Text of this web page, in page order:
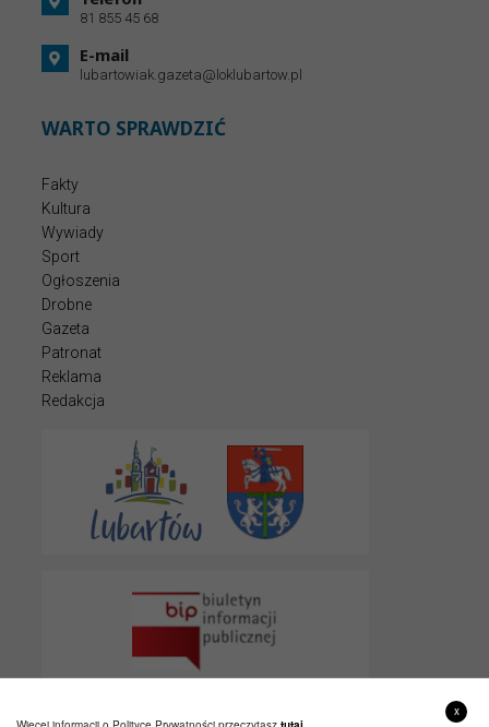
81 855 45 68
E-mail
lubartowiak.gazeta@loklubartow.pl
WARTO SPRAWDZIĆ
Fakty
Kultura
Wywiady
Sport
Ogłoszenia
Drobne
Gazeta
Patronat
Reklama
Redakcja
x